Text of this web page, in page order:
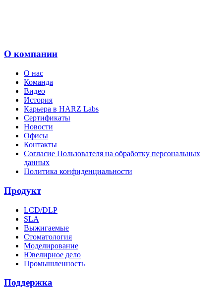
О компании
О нас
Команда
Видео
История
Карьера в HARZ Labs
Сертификаты
Новости
Офисы
Контакты
Согласие Пользователя на обработку персональных
данных
Политика конфиденциальности
Продукт
LCD/DLP
SLA
Выжигаемые
Стоматология
Моделирование
Ювелирное дело
Промышленность
Поддержка